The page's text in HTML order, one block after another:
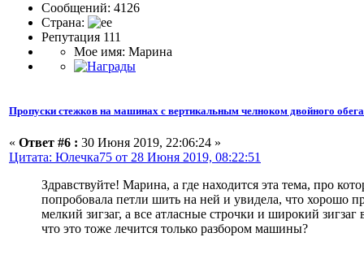
Сообщений: 4126
Страна:
Репутация 111
Мое имя: Марина
Пропуски стежков на машинах с вертикальным челноком двойного
« Ответ #6 : 30 Июня 2019, 22:06:24 »
Цитата: Юлечка75 от 28 Июня 2019, 08:22:51
Здравствуйте! Марина, а где находится эта тема, про
попробовала петли шить на ней и увидела, что хорошо
мелкий зигзаг, а все атласные строчки и широкий
что это тоже лечится только разбором машины?